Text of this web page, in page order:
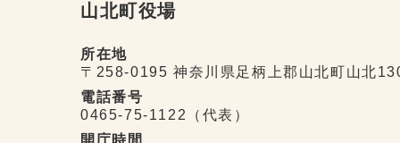
山北町役場
所在地
〒258-0195 神奈川県足柄上郡山北町山北
電話番号
0465-75-1122（代表）
開庁時間